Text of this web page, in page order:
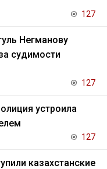
127
Негманову
судимости
127
устроила
127
казахстанские